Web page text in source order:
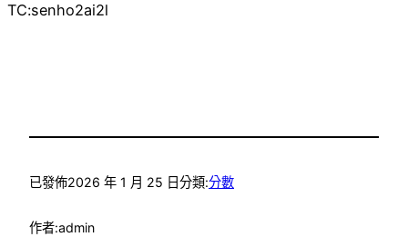
TC:senho2ai2l
已發佈2026 年 1 月 25 日分類:分數
作者:admin